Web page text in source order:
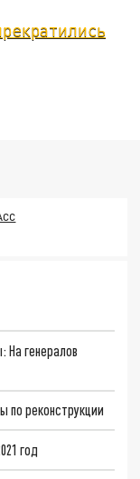
На генералов
по реконструкции
год